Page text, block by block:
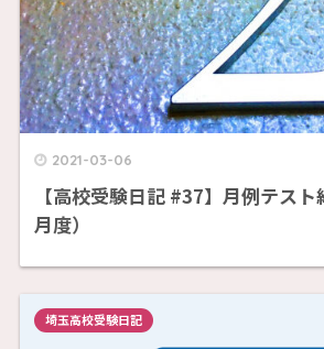
2021-03-06
【高校受験日記 #37】月例テス
月度）
埼玉高校受験日記